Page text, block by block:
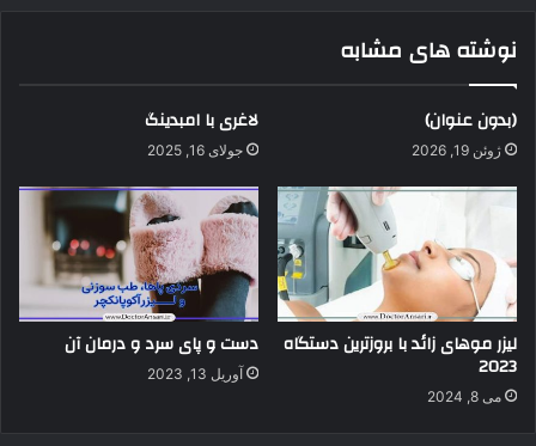
نوشته های مشابه
(بدون عنوان)
ژوئن 19, 2026
لاغری با امبدینگ
جولای 16, 2025
لیزر موهای زائد با بروزترین دستگاه
2023
می 8, 2024
دست و پای سرد و درمان آن
آوریل 13, 2023